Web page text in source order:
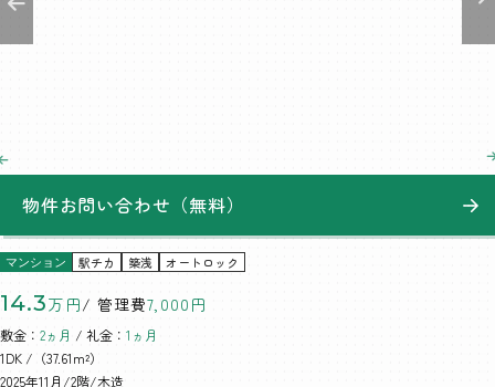
マンション 駅チカ 築浅 オートロック
14.3万円/ 管理費7,000円
敷金： 2ヵ月 / 礼金： 1ヵ月
1DK /（37.61m²）
2025年11月/2階/木造
物件お問い合わせ（無料）